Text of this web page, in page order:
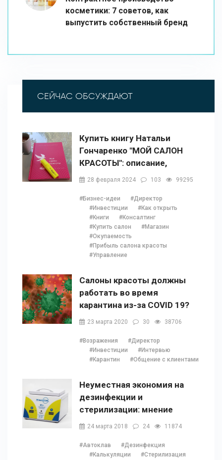
косметики: 7 советов, как
выпустить собственный бренд
СЕЙЧАС ОБСУЖДАЮТ
Купить книгу Натальи
Гончаренко "МОЙ САЛОН
КРАСОТЫ": описание,
содержание, отзывы,
28 февраля 2024 103 99295
#Бизнес-идеи
#Директор
#Инвестиции
#Как открыть
#Книги
#Консалтинг
#Купить салон
#Магазин
#Окупаемость
#Прибыль салона красоты
#Управление
Салоны красоты должны
работать во время
карантина из-за COVID 19?
23 марта 2020 30 38706
#Возражения
#Директор
#Инвестиции
#Интервью
#Карантин
#Общение с клиентами
Неуместная экономия на
дезинфекции и
стерилизации: мнение
Наталии Ушецкой
24 марта 2018 24 11874
#Автоклав
#Дезинфекция
#Калькуляции
#Стерилизация